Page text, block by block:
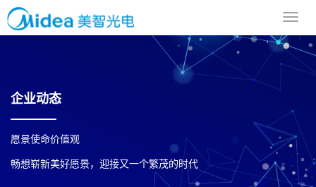
导
航
菜
单
企业动态
愿景使命价值观
畅想崭新美好愿景，迎接又一个繁茂的时代